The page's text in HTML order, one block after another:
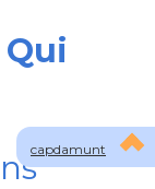
capdamunt
Qui